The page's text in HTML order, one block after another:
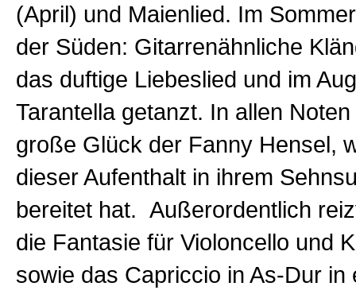
(April) und Maienlied. Im
der Süden: Gitarrenähnliche
das duftige Liebeslied und im
Tarantella getanzt. In allen
große Glück der Fanny Hensel,
dieser Aufenthalt in ihrem
bereitet hat. Außerordentlich
die Fantasie für Violoncello und
sowie das Capriccio in As-Dur in